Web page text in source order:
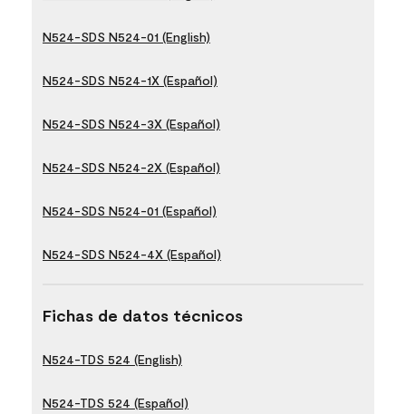
N524-SDS N524-01 (English)
N524-SDS N524-1X (Español)
N524-SDS N524-3X (Español)
N524-SDS N524-2X (Español)
N524-SDS N524-01 (Español)
N524-SDS N524-4X (Español)
Fichas de datos técnicos
N524-TDS 524 (English)
N524-TDS 524 (Español)